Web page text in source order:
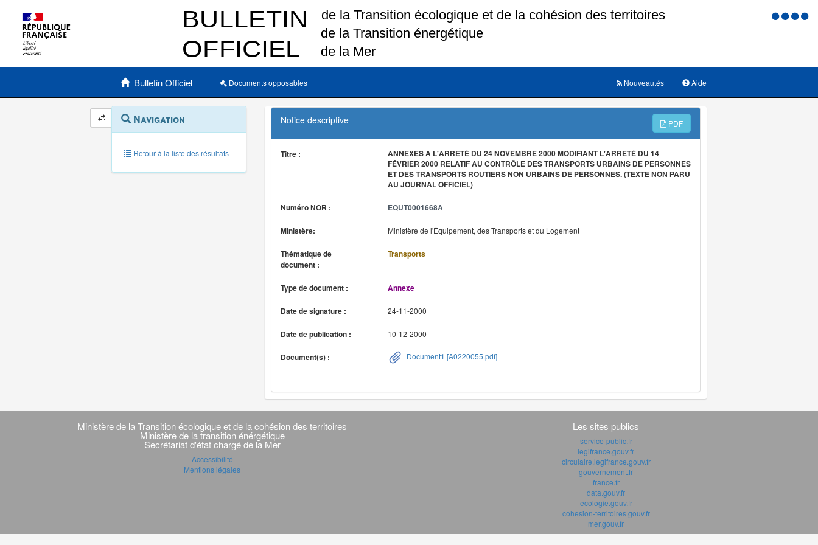
Menu
Menu principal
Bulletin Officiel Documents opposables Aide
Nouveautés
Navigation
et
outils
annexes
Menu
contextuel
Navigation
Retour à la liste des résultats
Notice descriptive PDF
Titre :
ANNEXES À L'ARRÊTÉ DU 24 NOVEMBRE 2000 MODIFIANT L'ARRÊTÉ DU 14
FÉVRIER 2000 RELATIF AU CONTRÔLE DES TRANSPORTS URBAINS DE PERSONNES
ET DES TRANSPORTS ROUTIERS NON URBAINS DE PERSONNES. (TEXTE NON PARU
AU JOURNAL OFFICIEL)
Numéro NOR : EQUT0001668A
Ministère: Ministère de l'Équipement, des Transports et du Logement
Thématique de
document :
Transports
Type de document : Annexe
Date de signature : 24-11-2000
Date de publication : 10-12-2000
Document(s) : Document1 [A0220055.pdf]
Navigation
transverseMinistère de la Transition écologique et de la cohésion des territoires
Ministère de la transition énérgétique
Secrétariat d'état chargé de la Mer
Accessibilité
Mentions légales
Les sites publics
service-public.fr
legifrance.gouv.fr
circulaire.legifrance.gouv.fr
gouvernement.fr
france.fr
data.gouv.fr
ecologie.gouv.fr
cohesion-territoires.gouv.fr
mer.gouv.fr